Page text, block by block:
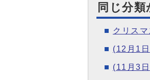
同じ分
クリス
(12月1
(11月3